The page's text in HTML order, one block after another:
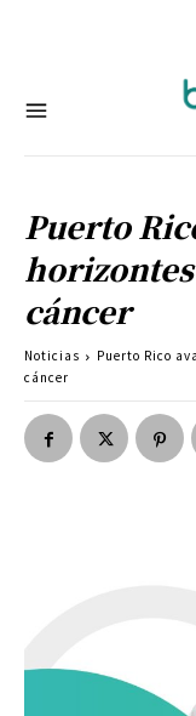
Puerto
cáncer
Noticias
Puerto Rico
cáncer